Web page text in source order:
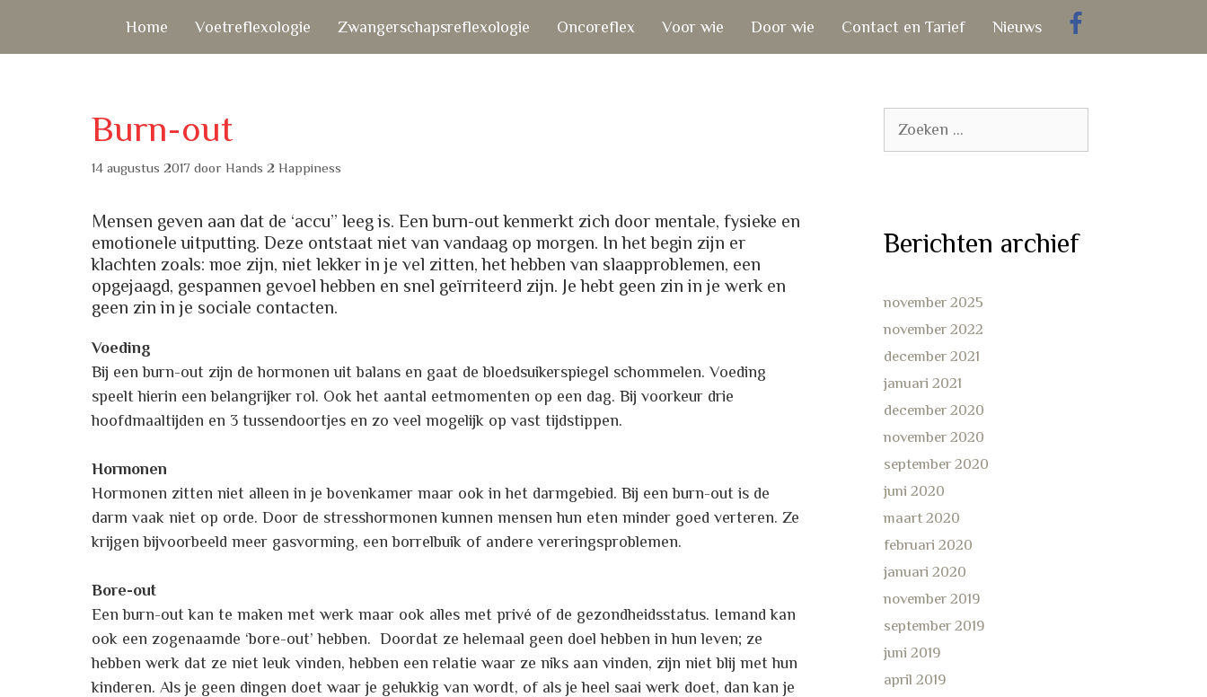
de
Home Voetreflexologie Zwangerschapsreflexologie Oncoreflex Voor wie Door wie Contact en Tarief Nieuws
Burn-out
14 augustus 2017 door Hands 2 Happiness
Mensen geven aan dat de ‘accu” leeg is. Een burn-out kenmerkt zich door mentale, fysieke en
emotionele uitputting. Deze ontstaat niet van vandaag op morgen. In het begin zijn er
klachten zoals: moe zijn, niet lekker in je vel zitten, het hebben van slaapproblemen, een
opgejaagd, gespannen gevoel hebben en snel geïrriteerd zijn. Je hebt geen zin in je werk en
geen zin in je sociale contacten.
Voeding
Bij een burn-out zijn de hormonen uit balans en gaat de bloedsuikerspiegel schommelen. Voeding
speelt hierin een belangrijker rol. Ook het aantal eetmomenten op een dag. Bij voorkeur drie
hoofdmaaltijden en 3 tussendoortjes en zo veel mogelijk op vast tijdstippen.
Hormonen
Hormonen zitten niet alleen in je bovenkamer maar ook in het darmgebied. Bij een burn-out is de
darm vaak niet op orde. Door de stresshormonen kunnen mensen hun eten minder goed verteren. Ze
krijgen bijvoorbeeld meer gasvorming, een borrelbuik of andere vereringsproblemen.
Bore-out
Een burn-out kan te maken met werk maar ook alles met privé of de gezondheidsstatus. Iemand kan
ook een zogenaamde ‘bore-out’ hebben. Doordat ze helemaal geen doel hebben in hun leven; ze
hebben werk dat ze niet leuk vinden, hebben een relatie waar ze niks aan vinden, zijn niet blij met hun
kinderen. Als je geen dingen doet waar je gelukkig van wordt, of als je heel saai werk doet, dan kan je
naar:
Berichten archief
november 2025
november 2022
december 2021
januari 2021
december 2020
november 2020
september 2020
juni 2020
maart 2020
februari 2020
januari 2020
november 2019
september 2019
juni 2019
april 2019